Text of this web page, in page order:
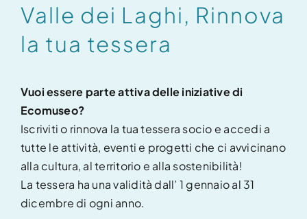
Gallery e Media
Diventa socio
Valle dei Laghi, Rinnova
la tua tessera
Vuoi essere parte attiva delle iniziative di
Ecomuseo?
Iscriviti o rinnova la tua tessera socio e accedi a
tutte le attività, eventi e progetti che ci avvicinano
alla cultura, al territorio e alla sostenibilità!
La tessera ha una validità dall’ 1 gennaio al 31
dicembre di ogni anno.